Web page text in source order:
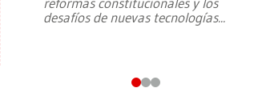
desafíos de nuevas tecnologías...